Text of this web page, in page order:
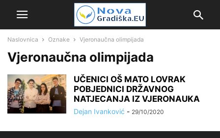
Naslovnica Oznake Vjeronaučna olimpijada
Vjeronaučna olimpijada
UČENICI OŠ MATO LOVRAK
POBJEDNICI DRŽAVNOG
NATJECANJA IZ VJERONAUKA
Dejan Ivanković - 29/10/2020